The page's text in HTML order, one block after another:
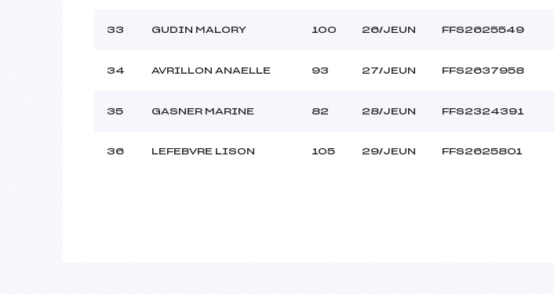
33 GUDIN MALORY 100 26/JEUN FFS2625549
34 AVRILLON ANAELLE 93 27/JEUN FFS2637958
35 GASNER MARINE 82 28/JEUN FFS2324391
36 LEFEBVRE LISON 105 29/JEUN FFS2625801